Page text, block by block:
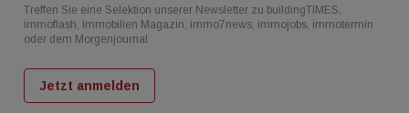
Treffen Sie eine Selektion unserer Newsletter zu buildingTIMES,
immoflash, Immobilien Magazin, immo7news, immojobs, immotermin
oder dem Morgenjournal
Jetzt anmelden